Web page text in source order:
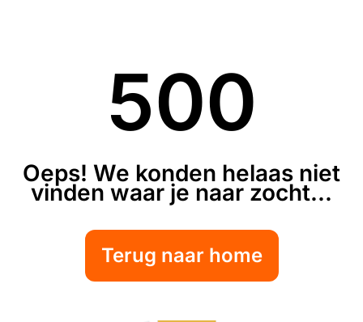
500
Oeps! We konden helaas niet
vinden waar je naar zocht...
Terug naar home